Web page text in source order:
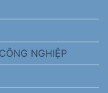
NGHIỆP